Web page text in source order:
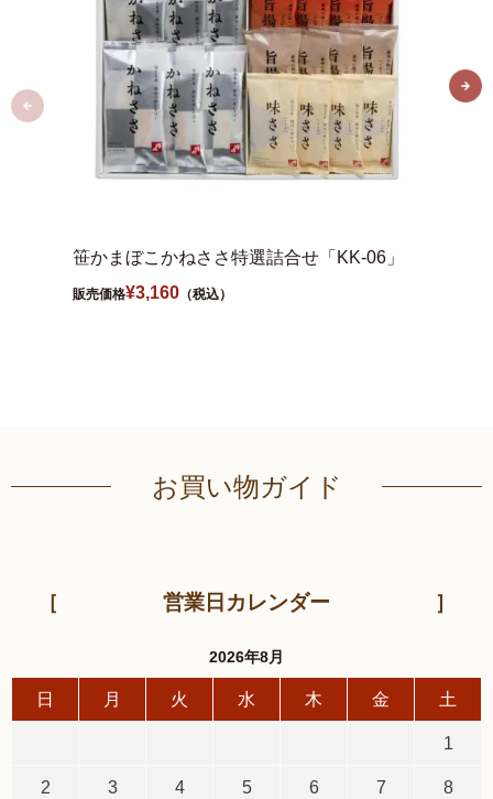
笹かまぼこかねささ特選詰合せ「KK-06」
販売価格¥3,160 （税込）
お買い物ガイド
営業日カレンダー
2026年8月
日 月 火 水 木 金 土
1
2 3 4 5 6 7 8